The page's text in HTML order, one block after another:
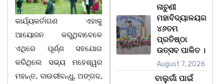
କାର୍ଯ୍ୟକର୍ତାଗଣ ଏହାକୁ
ଆୟୋଜନ କରୁଥିବାବେଳେ
ଏଥିରେ ପୂର୍ଣ୍ଣ ସହଯୋଗ
କରିଥିଲେ ସଭ୍ୟ ମହେଶ୍ୱର
ମହାନ୍ତ, ବାଉରୀବନ୍ଧୁ, ଅଙ୍ଗଦ,
ନାଚୁଣୀ
ମହାବିଦ୍ୟାଳୟର
୪୬ତମ
ପ୍ରତିଷ୍ଠା
ଉତ୍ସବ ପାଳିତ ।
August 7, 2026
ବାଲୁଗାଁ ପାଇଁ